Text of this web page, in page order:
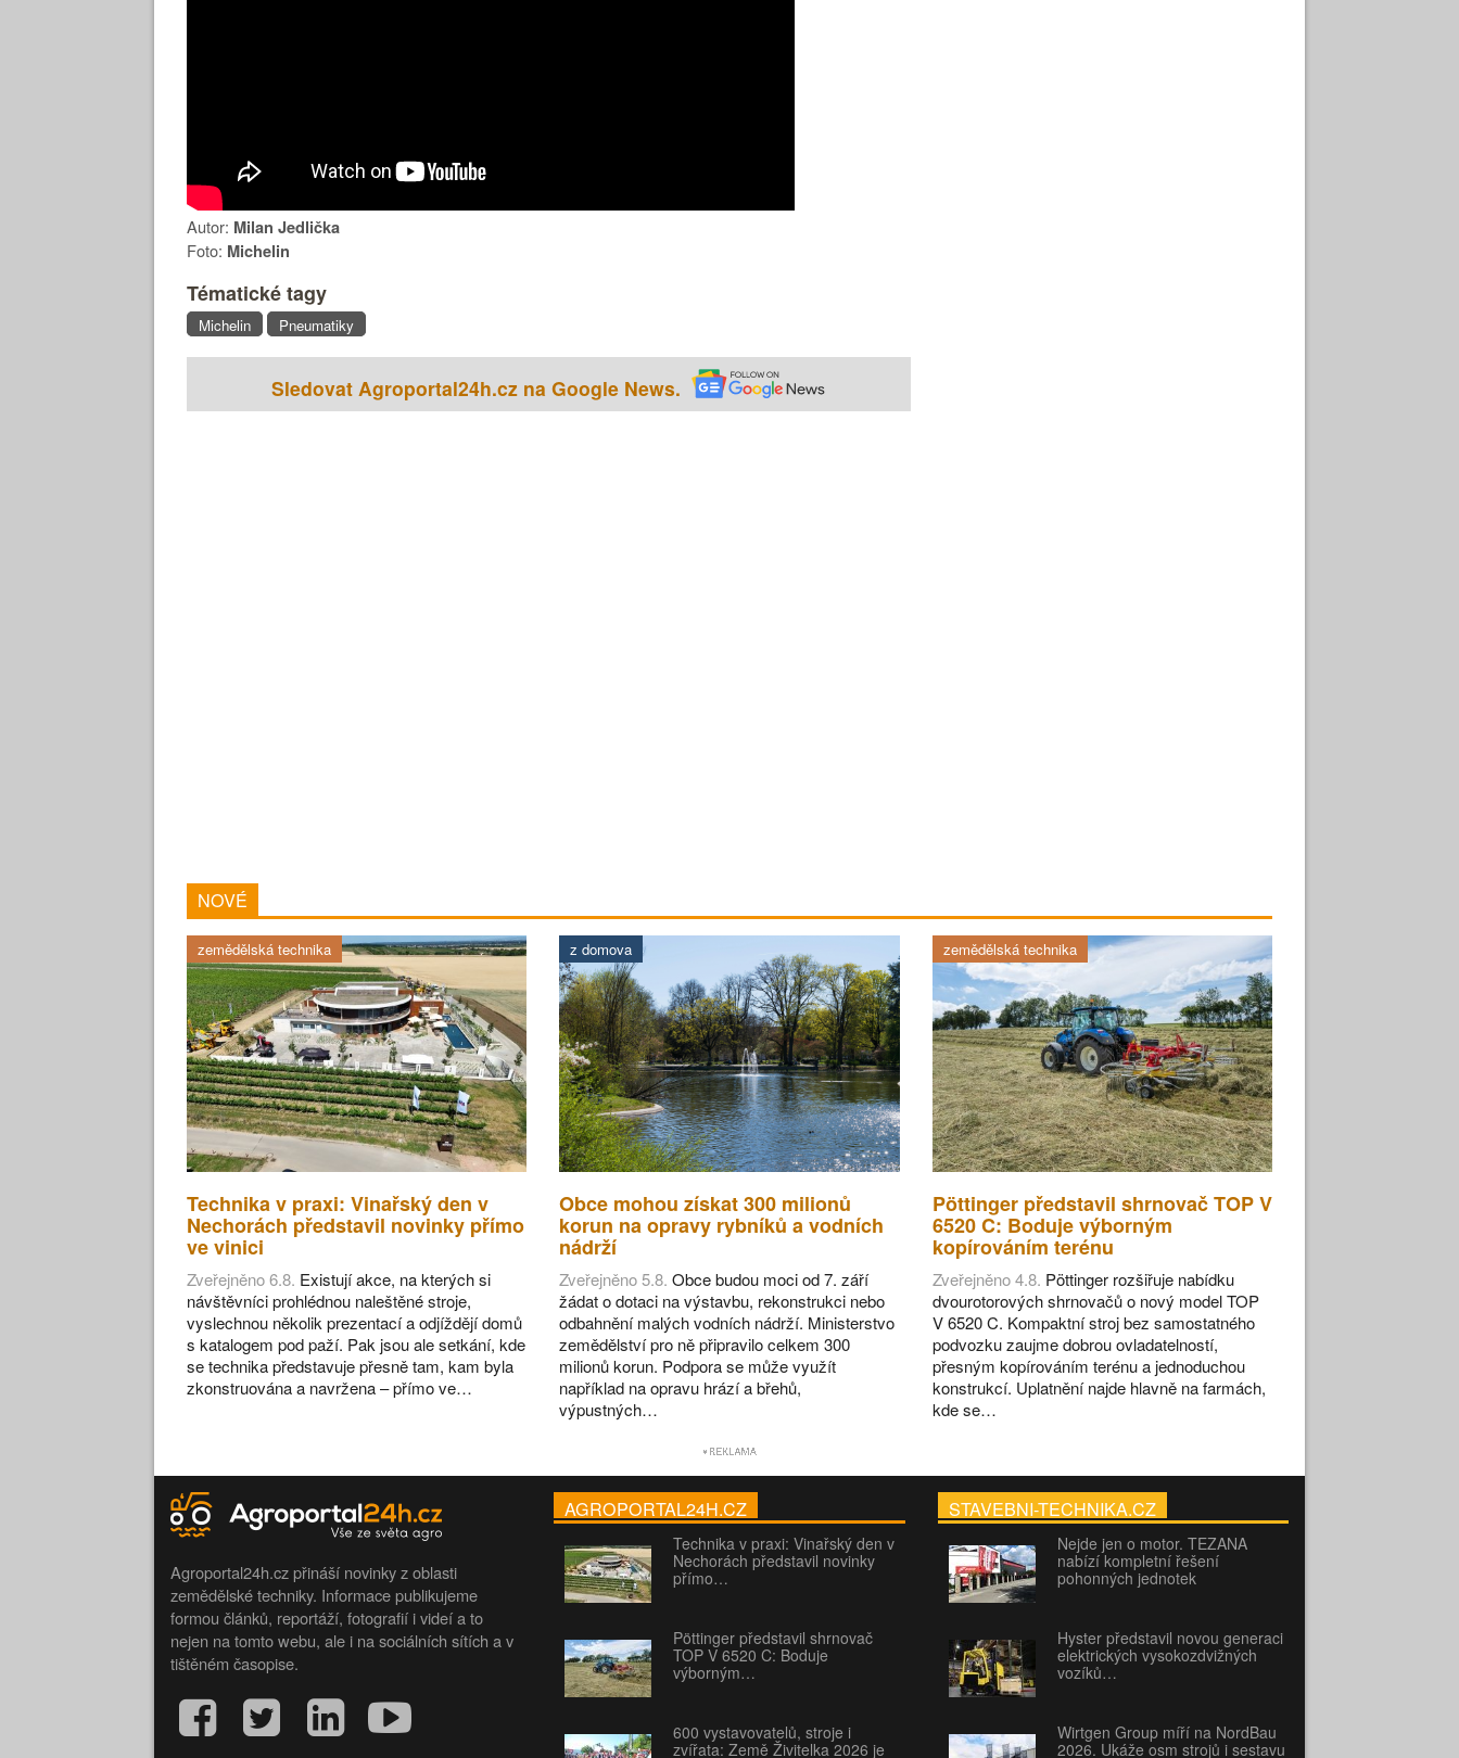
Autor: Milan Jedlička
Foto: Michelin
Tématické tagy
Michelin Pneumatiky
Sledovat Agroportal24h.cz na Google News.
NOVÉ
zemědělská technika
Technika v praxi: Vinařský den v
Nechorách představil novinky přímo
ve vinici
Zveřejněno 6.8. Existují akce, na kterých si
návštěvníci prohlédnou naleštěné stroje,
vyslechnou několik prezentací a odjíždějí domů
s katalogem pod paží. Pak jsou ale setkání, kde
se technika představuje přesně tam, kam byla
zkonstruována a navržena – přímo ve…
z domova
Obce mohou získat 300 milionů
korun na opravy rybníků a vodních
nádrží
Zveřejněno 5.8. Obce budou moci od 7. září
žádat o dotaci na výstavbu, rekonstrukci nebo
odbahnění malých vodních nádrží. Ministerstvo
zemědělství pro ně připravilo celkem 300
milionů korun. Podpora se může využít
například na opravu hrází a břehů,
výpustných…
zemědělská technika
Pöttinger představil shrnovač TOP V
6520 C: Boduje výborným
kopírováním terénu
Zveřejněno 4.8. Pöttinger rozšiřuje nabídku
dvourotorových shrnovačů o nový model TOP
V 6520 C. Kompaktní stroj bez samostatného
podvozku zaujme dobrou ovladatelností,
přesným kopírováním terénu a jednoduchou
konstrukcí. Uplatnění najde hlavně na farmách,
kde se…
Agroportal24h.cz přináší novinky z oblasti
zemědělské techniky. Informace publikujeme
formou článků, reportáží, fotografií i videí a to
nejen na tomto webu, ale i na sociálních sítích a v
tištěném časopise.
AGROPORTAL24H.CZ
Technika v praxi: Vinařský den v
Nechorách představil novinky
přímo…
Pöttinger představil shrnovač
TOP V 6520 C: Boduje
výborným…
600 vystavovatelů, stroje i
zvířata: Země Živitelka 2026 je
STAVEBNI-TECHNIKA.CZ
Nejde jen o motor. TEZANA
nabízí kompletní řešení
pohonných jednotek
Hyster představil novou generaci
elektrických vysokozdvižných
vozíků…
Wirtgen Group míří na NordBau
2026. Ukáže osm strojů i sestavu